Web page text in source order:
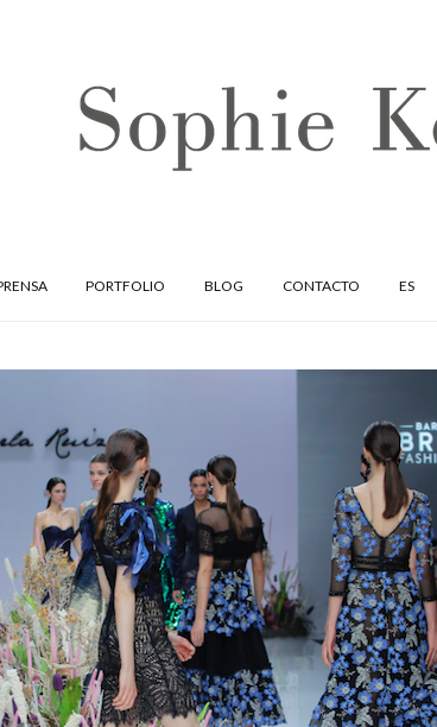
PORTFOLIO BLOG CONTACTO ES